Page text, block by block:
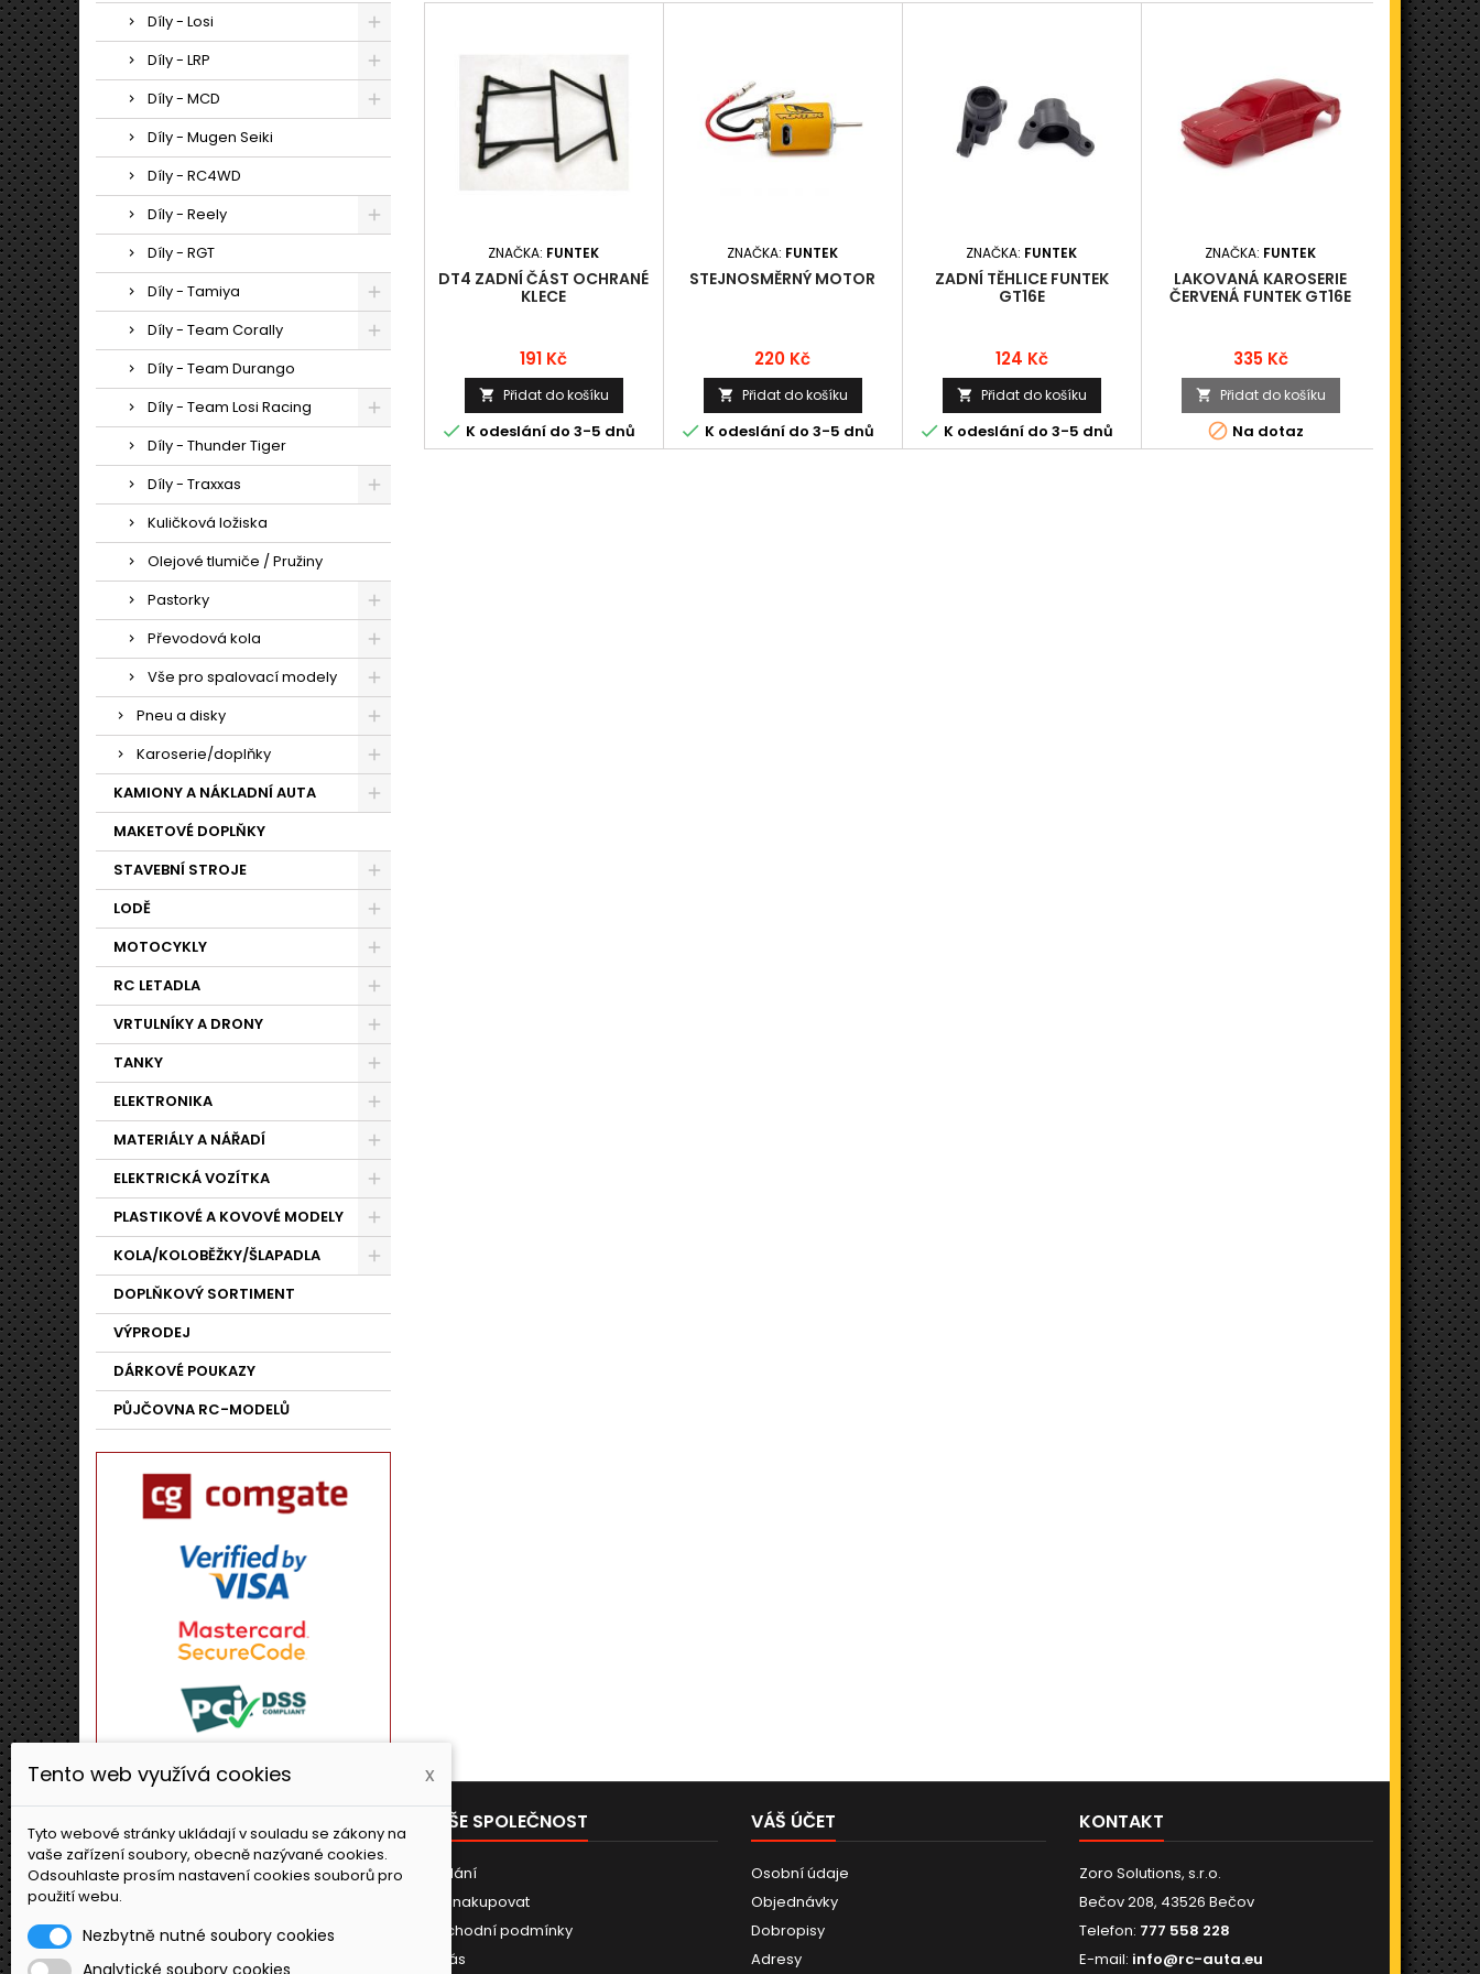
Díly - Losi
Díly - LRP
Díly - MCD
Díly - Mugen Seiki
Díly - RC4WD
Díly - Reely
Díly - RGT
Díly - Tamiya
Díly - Team Corally
Díly - Team Durango
Díly - Team Losi Racing
Díly - Thunder Tiger
Díly - Traxxas
Kuličková ložiska
Olejové tlumiče / Pružiny
Pastorky
Převodová kola
Vše pro spalovací modely
Pneu a disky
Karoserie/doplňky
KAMIONY A NÁKLADNÍ AUTA
MAKETOVÉ DOPLŇKY
STAVEBNÍ STROJE
LODĚ
MOTOCYKLY
RC LETADLA
VRTULNÍKY A DRONY
TANKY
ELEKTRONIKA
MATERIÁLY A NÁŘADÍ
ELEKTRICKÁ VOZÍTKA
PLASTIKOVÉ A KOVOVÉ MODELY
KOLA/KOLOBĚŽKY/ŠLAPADLA
DOPLŇKOVÝ SORTIMENT
VÝPRODEJ
DÁRKOVÉ POUKAZY
PŮJČOVNA RC-MODELŮ
ZNAČKA: FUNTEK
DT4 ZADNÍ ČÁST OCHRANÉ
KLECE
Cena
191 Kč
 Přidat do košíku
 K odeslání do 3-5 dnů
ZNAČKA: FUNTEK
STEJNOSMĚRNÝ MOTOR
Cena
220 Kč
 Přidat do košíku
 K odeslání do 3-5 dnů
ZNAČKA: FUNTEK
ZADNÍ TĚHLICE FUNTEK
GT16E
Cena
124 Kč
 Přidat do košíku
 K odeslání do 3-5 dnů
ZNAČKA: FUNTEK
LAKOVANÁ KAROSERIE
ČERVENÁ FUNTEK GT16E
Cena
335 Kč
 Přidat do košíku
 Na dotaz
STX -

 K
PRODUKTY
Novinky
NAŠE SPOLEČNOST
Dodání
Jak nakupovat
Obchodní podmínky
O nás
VÁŠ ÚČET
Osobní údaje
Objednávky
Dobropisy
Adresy
KONTAKT
Zoro Solutions, s.r.o.
Bečov 208, 43526 Bečov
Telefon: 777 558 228
E-mail: info@rc-auta.eu
Tento web využívá cookies x
Tyto webové stránky ukládají v souladu se zákony na
vaše zařízení soubory, obecně nazývané cookies.
Odsouhlaste prosím nastavení cookies souborů pro
použití webu.
Nezbytně nutné soubory cookies
Analytické soubory cookies